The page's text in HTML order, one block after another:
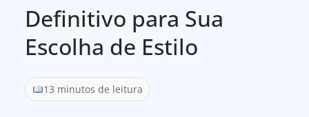
Definitivo para Sua
Escolha de Estilo
13 minutos de leitura